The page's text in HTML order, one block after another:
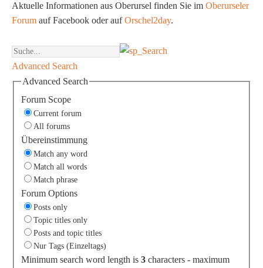
Aktuelle Informationen aus Oberursel finden Sie im Oberurseler
Forum auf Facebook oder aufOrschel2day.
Advanced Search
Advanced Search
Forum Scope
Current forum
All forums
Übereinstimmung
Match any word
Match all words
Match phrase
Forum Options
Posts only
Topic titles only
Posts and topic titles
Nur Tags (Einzeltags)
Minimum search word length is 3 characters - maximum